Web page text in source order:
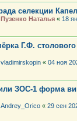
селекции
Пузенко Наталья « 18
Г.Ф.
vladimirskopin « 04 ноя
ЗОС-1 форма
Andrey_Orico « 29 сен